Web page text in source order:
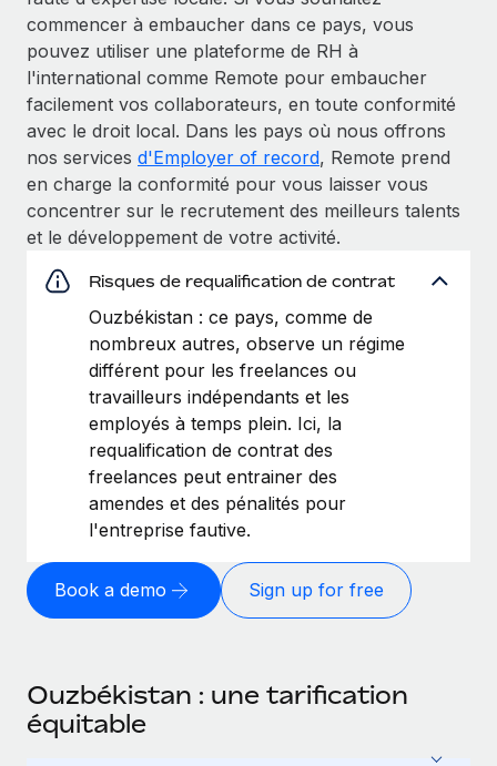
commencer à embaucher dans ce pays, vous
pouvez utiliser une plateforme de RH à
l'international comme Remote pour embaucher
facilement vos collaborateurs, en toute conformité
avec le droit local. Dans les pays où nous offrons
nos services d'Employer of record, Remote prend
en charge la conformité pour vous laisser vous
concentrer sur le recrutement des meilleurs talents
et le développement de votre activité.
Risques de requalification de contrat
Ouzbékistan : ce pays, comme de
nombreux autres, observe un régime
différent pour les freelances ou
travailleurs indépendants et les
employés à temps plein. Ici, la
requalification de contrat des
freelances peut entrainer des
amendes et des pénalités pour
l'entreprise fautive.
Book a demo Sign up for free
Ouzbékistan : une tarification
équitable